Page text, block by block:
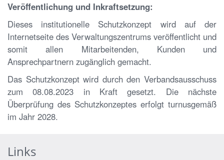
Veröffentlichung und Inkraftsetzung:
Dieses institutionelle Schutzkonzept wird auf der
Internetseite des Verwaltungszentrums veröffentlicht und
somit allen Mitarbeitenden, Kunden und
Ansprechpartnern zugänglich gemacht.
Das Schutzkonzept wird durch den Verbandsausschuss
zum 08.08.2023 in Kraft gesetzt. Die nächste
Überprüfung des Schutzkonzeptes erfolgt turnusgemäß
im Jahr 2028.
Links